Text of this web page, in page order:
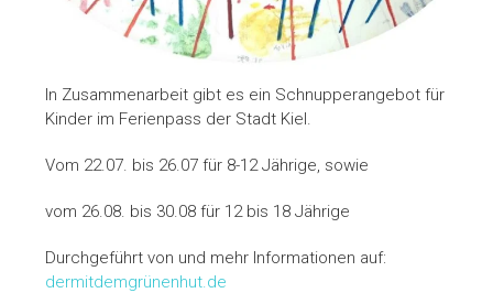
In Zusammenarbeit gibt es ein Schnupperangebot für
Kinder im Ferienpass der Stadt Kiel.
Vom 22.07. bis 26.07 für 8-12 Jährige, sowie
vom 26.08. bis 30.08 für 12 bis 18 Jährige
Durchgeführt von und mehr Informationen auf:
dermitdemgrünenhut.de